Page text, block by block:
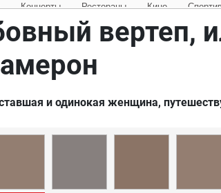
Новости афиши Рецензии Куда пойти
Концерты Рестораны Кино
вертеп,
и одинокая женщина,